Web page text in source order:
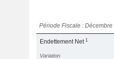
Période Fiscale : Décembre
Endettement Net1
Variation